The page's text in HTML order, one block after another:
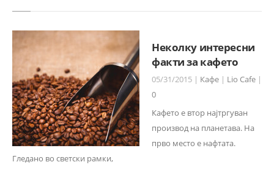
Неколку интересни
факти за кафето
05/31/2015 | Кафе | Lio Cafe |
0
Кафето е втор најтргуван
производ на планетава. На
прво место е нафтата.
Гледано во светски рамки,